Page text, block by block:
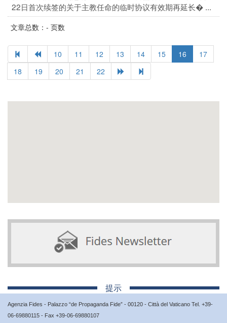
22日首次续签的关于主教任命的临时协议有效期再延长� ...
文章总数：- 页数
10 11 12 13 14 15 16
17
18
19 20 21 22
提示
Agenzia Fides - Palazzo “de Propaganda Fide” - 00120 - Città del Vaticano Tel. +39-
06-69880115 - Fax +39-06-69880107